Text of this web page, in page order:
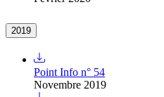
2019
Point Info n° 54
Novembre 2019